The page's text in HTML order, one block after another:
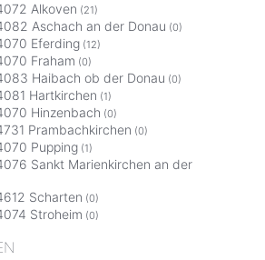
Alkoven (21)
Aschach an der Donau (0)
Eferding (12)
Fraham (0)
Haibach ob der Donau (0)
Hartkirchen (1)
Hinzenbach (0)
Prambachkirchen (0)
Pupping (1)
Sankt Marienkirchen an der
Scharten (0)
Stroheim (0)